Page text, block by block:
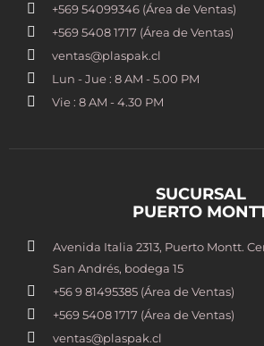
+569 54099346 (Área de Ventas)
+569 5408 1717 (Área de Ventas)
ventas@plaspak.cl
Lun - Jue : 8 AM - 5.00 PM
Vie : 8 AM - 4.30 PM
SUCURSAL
PUERTO
Avenida Italia 2313, Puerto Montt.
San Andrés, bodega 15
+56 9 81495385 (Área de Ventas)
+569 5408 1717 (Área de Ventas)
ventas@plaspak.cl